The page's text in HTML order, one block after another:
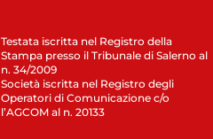
Testata iscritta nel Registro della
Stampa presso il Tribunale di Salerno al
n. 34/2009
Società iscritta nel Registro degli
Operatori di Comunicazione c/o
l’AGCOM al n. 20133